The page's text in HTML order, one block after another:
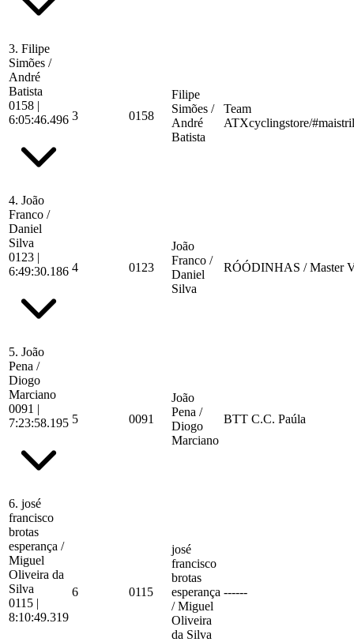
3. Filipe
Simões /
André
Batista
0158 |
6:05:46.496 3 0158
Filipe
Simões /
André
Batista
Team
ATXcyclingstore/
4. João
Franco /
Daniel
Silva
0123 |
6:49:30.186 4 0123
João
Franco /
Daniel
Silva
RÓÓDINHAS / Master
5. João
Pena /
Diogo
Marciano
0091 |
7:23:58.195 5 0091
João
Pena /
Diogo
Marciano
BTT C.C. Paúla
6. josé
francisco
brotas
esperança /
Miguel
Oliveira da
Silva
0115 |
8:10:49.319
6 0115
josé
francisco
brotas
esperança
/ Miguel
Oliveira
da Silva
------